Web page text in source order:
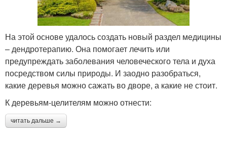
На этой основе удалось создать новый раздел медицины
– дендротерапию. Она помогает лечить или
предупреждать заболевания человеческого тела и духа
посредством силы природы. И заодно разобраться,
какие деревья можно сажать во дворе, а какие не стоит.
К деревьям-целителям можно отнести:
читать дальше →